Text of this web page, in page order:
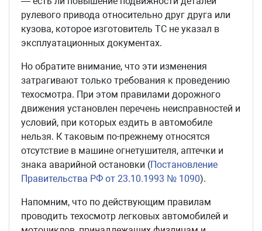
рулевого привода относительно друг друга или
кузова, которое изготовитель ТС не указал в
эксплуатационных документах.
Но обратите внимание, что эти изменения
затрагивают только требования к проведению
техосмотра. При этом правилами дорожного
движения установлен перечень неисправностей и
условий, при которых ездить в автомобиле
нельзя. К таковым по-прежнему относятся
отсутствие в машине огнетушителя, аптечки и
знака аварийной остановки (Постановление
Правительства РФ от 23.10.1993 № 1090).
Напомним, что по действующим правилам
проводить техосмотр легковых автомобилей и